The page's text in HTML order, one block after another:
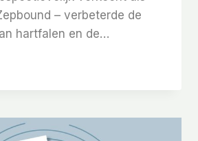
– verbeterde de
hartfalen en de…